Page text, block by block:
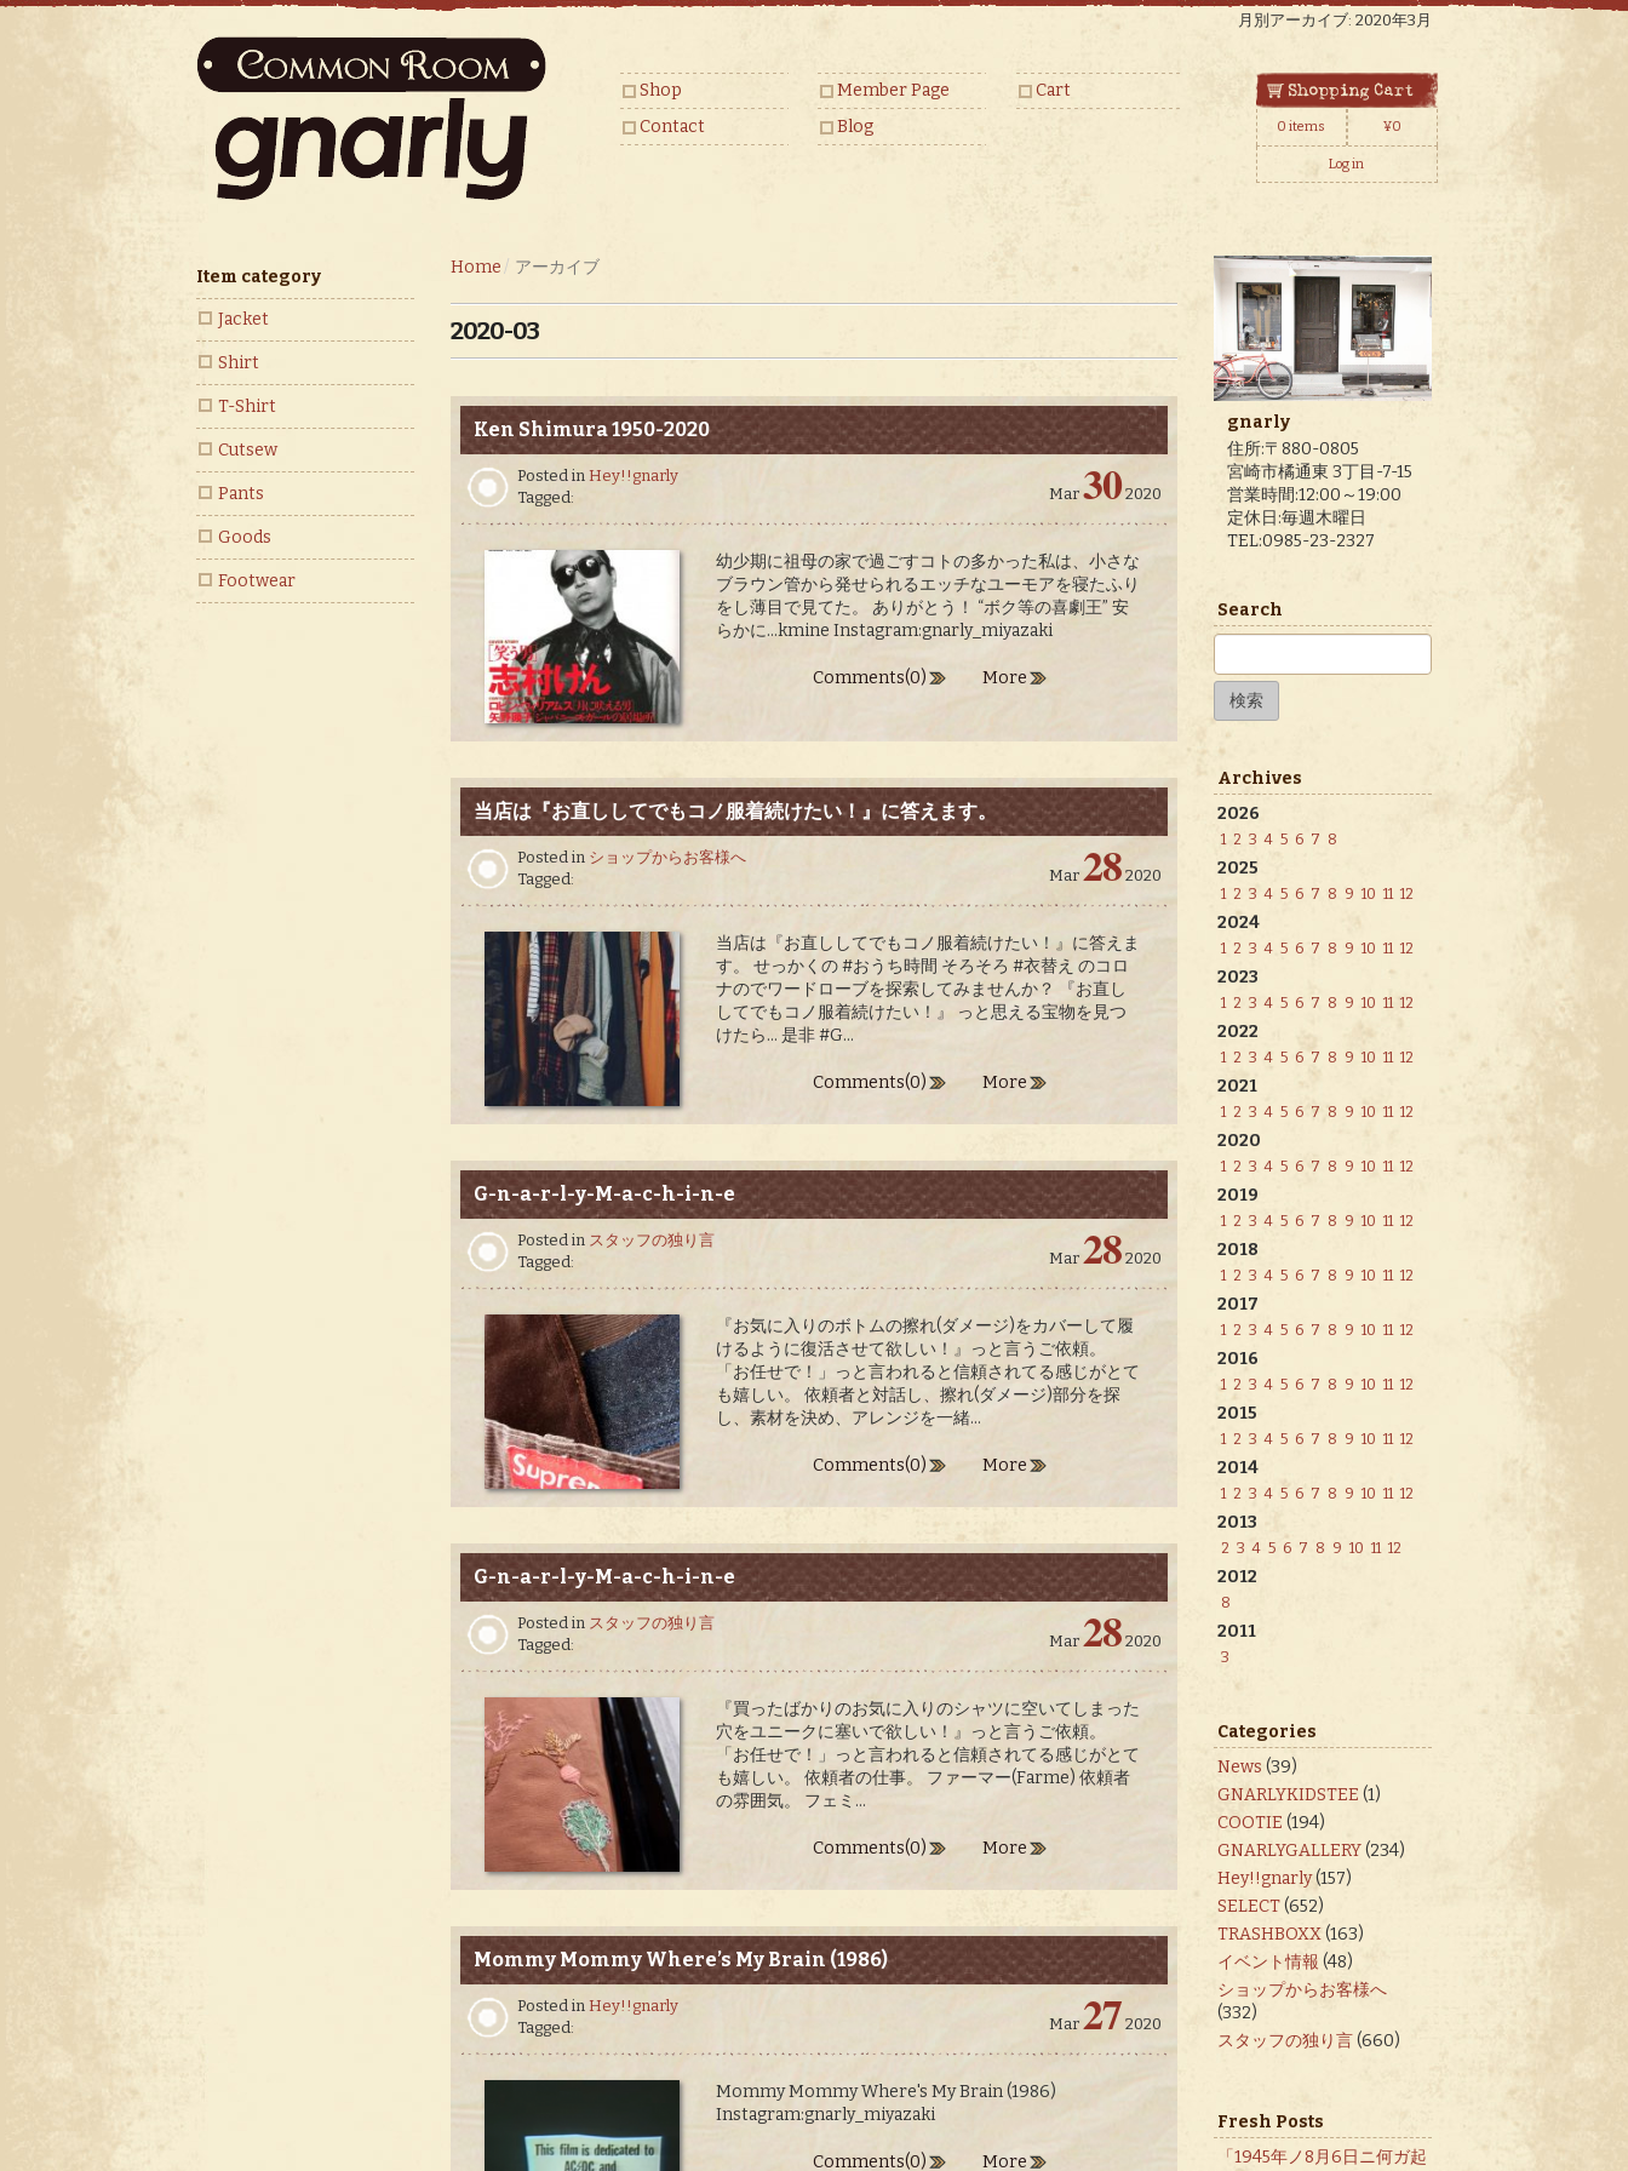
月別アーカイブ: 2020年3月
Shop Member Page
Cart
Contact
Blog 0 items ¥0
Log in
Home アーカイブ
2020-03
Ken Shimura 1950-2020
Posted in Hey!!gnarly
Tagged:
Mar 30 2020
幼少期に祖母の家で過ごすコトの多かった私は、小さな
ブラウン管から発せられるエッチなユーモアを寝たふり
をし薄目で見てた。 ありがとう！ “ボク等の喜劇王” 安
らかに…kmine Instagram:gnarly_miyazaki
Comments(0) More
当店は『お直ししてでもコノ服着続けたい！』に答えます。
Posted in ショップからお客様へ
Tagged:
Mar 28 2020
当店は『お直ししてでもコノ服着続けたい！』に答えま
す。 せっかくの #おうち時間 そろそろ #衣替え のコロ
ナのでワードローブを探索してみませんか？ 『お直し
してでもコノ服着続けたい！』 っと思える宝物を見つ
けたら… 是非 #G...
Comments(0) More
G-n-a-r-l-y-M-a-c-h-i-n-e
Posted in スタッフの独り言
Tagged:
Mar 28 2020
『お気に入りのボトムの擦れ(ダメージ)をカバーして履
けるように復活させて欲しい！』っと言うご依頼。
「お任せで！」っと言われると信頼されてる感じがとて
も嬉しい。 依頼者と対話し、擦れ(ダメージ)部分を探
し、素材を決め、アレンジを一緒...
Comments(0) More
G-n-a-r-l-y-M-a-c-h-i-n-e
Posted in スタッフの独り言
Tagged:
Mar 28 2020
『買ったばかりのお気に入りのシャツに空いてしまった
穴をユニークに塞いで欲しい！』っと言うご依頼。
「お任せで！」っと言われると信頼されてる感じがとて
も嬉しい。 依頼者の仕事。 ファーマー(Farme) 依頼者
の雰囲気。 フェミ...
Comments(0) More
Mommy Mommy Where’s My Brain (1986)
Posted in Hey!!gnarly
Tagged:
Mar 27 2020
Mommy Mommy Where's My Brain (1986)
Instagram:gnarly_miyazaki
Comments(0) More
Item category
Jacket
Shirt
T-Shirt
Cutsew
Pants
Goods
Footwear
gnarly
住所:〒880-0805
宮崎市橘通東 3丁目-7-15
営業時間:12:00～19:00
定休日:毎週木曜日
TEL:0985-23-2327
Search
検
索:
Archives
2026
1 2 3 4 5 6 7 8
2025
1 2 3 4 5 6 7 8 9 10 11 12
2024
1 2 3 4 5 6 7 8 9 10 11 12
2023
1 2 3 4 5 6 7 8 9 10 11 12
2022
1 2 3 4 5 6 7 8 9 10 11 12
2021
1 2 3 4 5 6 7 8 9 10 11 12
2020
1 2 3 4 5 6 7 8 9 10 11 12
2019
1 2 3 4 5 6 7 8 9 10 11 12
2018
1 2 3 4 5 6 7 8 9 10 11 12
2017
1 2 3 4 5 6 7 8 9 10 11 12
2016
1 2 3 4 5 6 7 8 9 10 11 12
2015
1 2 3 4 5 6 7 8 9 10 11 12
2014
1 2 3 4 5 6 7 8 9 10 11 12
2013
2 3 4 5 6 7 8 9 10 11 12
2012
8
2011
3
Categories
News (39)
GNARLYKIDSTEE (1)
COOTIE (194)
GNARLYGALLERY(234)
Hey!!gnarly(157)
SELECT(652)
TRASHBOXX(163)
イベント情報 (48)
ショップからお客様へ
(332)
スタッフの独り言(660)
Fresh Posts
「1945年ノ8月6日ニ何ガ起